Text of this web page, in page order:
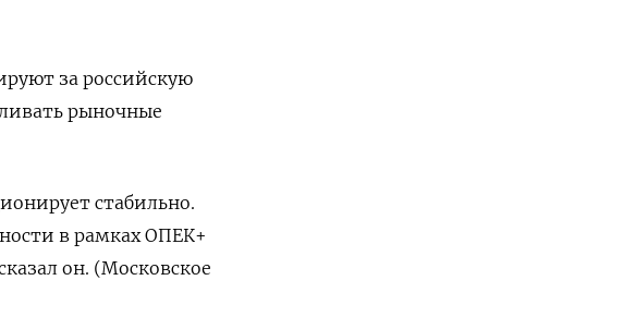
за российскую
рыночные
стабильно.
в рамках ОПЕК+
он. (Московское